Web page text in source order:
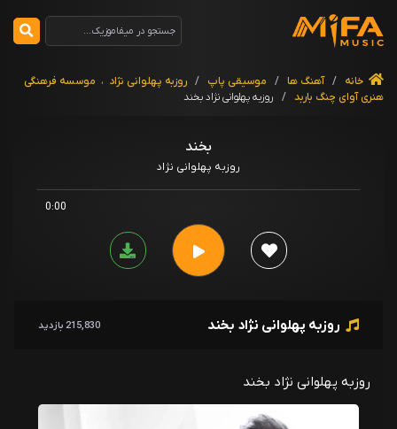
خانه / آهنگ ها / موسیقی پاپ / روزبه پهلوانی نژاد ، موسسه فرهنگی
هنری آوای چنگ باربد / روزبه پهلوانی نژاد بخند
بخند
روزبه پهلوانی نژاد
0:00
روزبه پهلوانی نژاد بخند 215,830 بازدید
روزبه پهلوانی نژاد بخند